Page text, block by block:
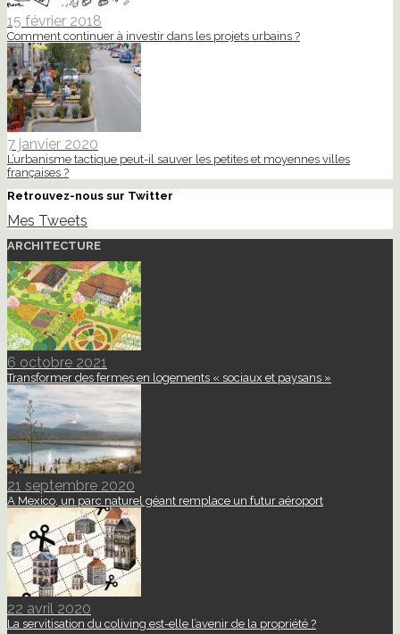
15 février 2018
Comment continuer à investir dans les projets urbains ?
7 janvier 2020
L’urbanisme tactique peut-il sauver les petites et moyennes villes
françaises ?
Retrouvez-nous sur Twitter
Mes Tweets
ARCHITECTURE
6 octobre 2021
Transformer des fermes en logements « sociaux et paysans »
21 septembre 2020
A Mexico, un parc naturel géant remplace un futur aéroport
22 avril 2020
La servitisation du coliving est-elle l’avenir de la propriété ?